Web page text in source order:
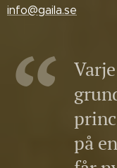
info@gaila.se
på